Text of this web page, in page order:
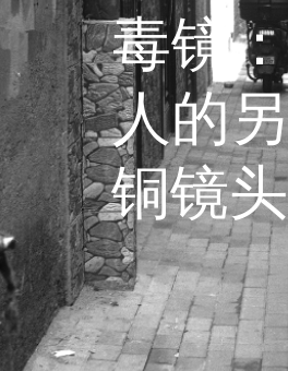
毒镜
人的
铜镜